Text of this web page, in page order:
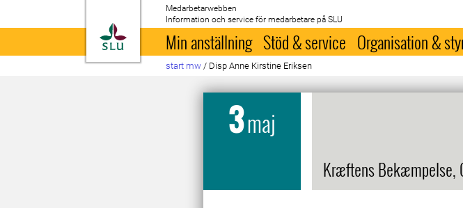
Till startsida
Medarbetarwebben
Information och service för medarbetare på SLU
Min anställning Stöd & service Organisation &
start mw / Disp Anne Kirstine Eriksen
3maj
Kræftens Bekæmpelse,